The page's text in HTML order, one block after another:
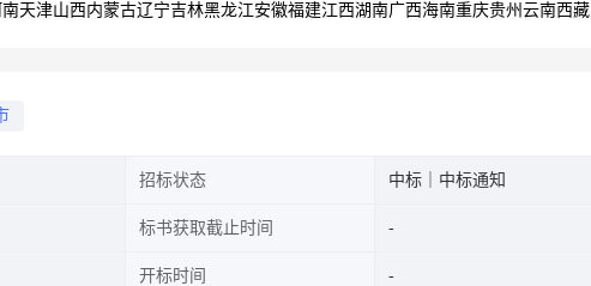
天津山西内蒙古辽宁吉林黑龙江安徽福建江西湖南广西海南重庆贵州 云南西藏
招标状态 中标｜中标通知
标书获取截止时间
开标时间